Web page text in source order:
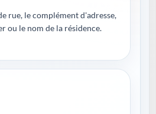
rue, le complément d'adresse,
ou le nom de la résidence.